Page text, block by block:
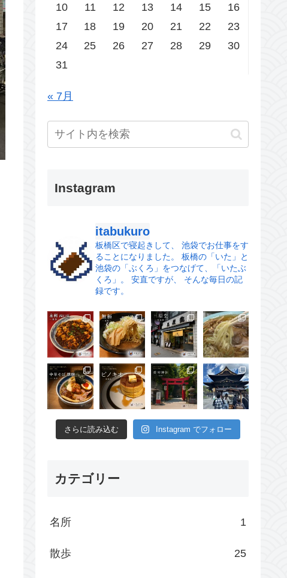
10
11 12 13 14 15
16
17
18 19 20 21 22
23
24
25 26 27 28 29
30
31
« 7月
Instagram
itabukuro
板橋区で寝起きして、
池袋でお仕事をす
ることになりました。
板橋の「いた」と
池袋の「ぶくろ」をつなげて、「いたぶ
くろ」。
安直ですが、 そんな毎日の記
録です。
さらに読み込む Instagram でフォロー
カテゴリー
名所 1
散歩 25